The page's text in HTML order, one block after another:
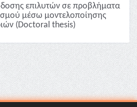
επιλυτών σε προβλήματα
μέσω μοντελοποίησης
(Doctoral thesis)